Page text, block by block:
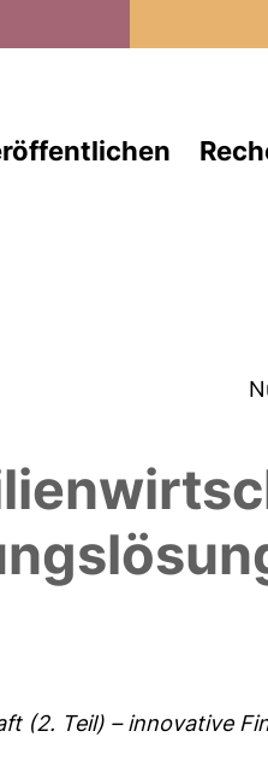
(2. Teil) – innovative